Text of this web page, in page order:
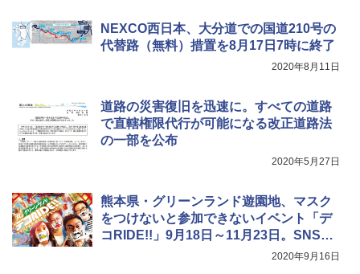
￥1,540
￥9,990
広げるだけ パッとサッとテント キューブワ
イド ブラックコーティング フルクローズ メ
ッシュ 4人用 簡単設置 ポップアップテント P
ATCW-150B エクルベージュ
ンパクト多機能設計 持ち運び便利 アウトド
ア/オフィス/教育現場/展示会用 緑
電動エアーポンプ SUP用 20PSI 電動ポンプ
ゴムボート 空気入れ 空気抜き 自動停止 過熱
保護 日光可読lcd 7種類ノズル付き
NEXCO西日本、大分道での国道210号の
代替路（無料）措置を8月17日7時に終了
2020年8月11日
道路の災害復旧を迅速に。すべての道路
で直轄権限代行が可能になる改正道路法
の一部を公布
2020年5月27日
熊本県・グリーンランド遊園地、マスク
をつけないと参加できないイベント「デ
コRIDE!!」9月18日～11月23日。SNS投
2020年9月16日